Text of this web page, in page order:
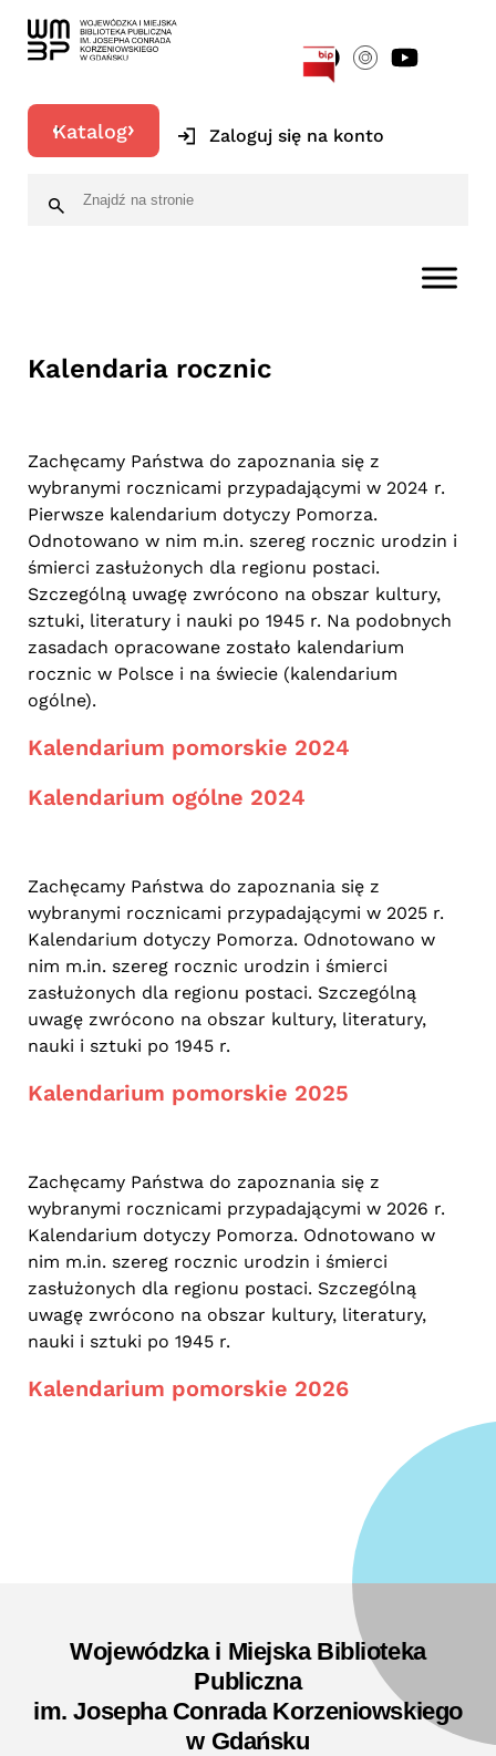
Katalog Zaloguj się na konto
Kalendaria rocznic
Zachęcamy Państwa do zapoznania się z
wybranymi rocznicami przypadającymi w 2024 r.
Pierwsze kalendarium dotyczy Pomorza.
Odnotowano w nim m.in. szereg rocznic urodzin i
śmierci zasłużonych dla regionu postaci.
Szczególną uwagę zwrócono na obszar kultury,
sztuki, literatury i nauki po 1945 r. Na podobnych
zasadach opracowane zostało kalendarium
rocznic w Polsce i na świecie (kalendarium
ogólne).
Kalendarium pomorskie 2024
Kalendarium ogólne 2024
Zachęcamy Państwa do zapoznania się z
wybranymi rocznicami przypadającymi w 2025 r.
Kalendarium dotyczy Pomorza. Odnotowano w
nim m.in. szereg rocznic urodzin i śmierci
zasłużonych dla regionu postaci. Szczególną
uwagę zwrócono na obszar kultury, literatury,
nauki i sztuki po 1945 r.
Kalendarium pomorskie 2025
Zachęcamy Państwa do zapoznania się z
wybranymi rocznicami przypadającymi w 2026 r.
Kalendarium dotyczy Pomorza. Odnotowano w
nim m.in. szereg rocznic urodzin i śmierci
zasłużonych dla regionu postaci. Szczególną
uwagę zwrócono na obszar kultury, literatury,
nauki i sztuki po 1945 r.
Kalendarium pomorskie 2026
Wojewódzka i Miejska Biblioteka
Publiczna
im. Josepha Conrada Korzeniowskiego
w Gdańsku